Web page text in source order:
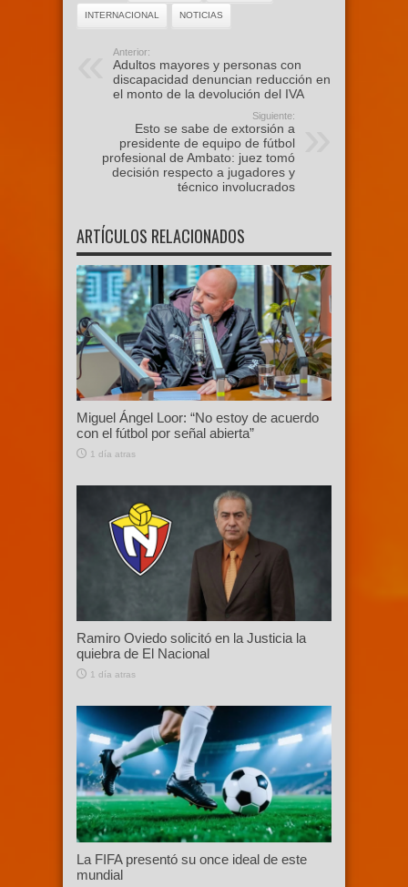
INTERNACIONAL NOTICIAS
Anterior:
Adultos mayores y personas con
discapacidad denuncian reducción en
el monto de la devolución del IVA
Siguiente:
Esto se sabe de extorsión a
presidente de equipo de fútbol
profesional de Ambato: juez tomó
decisión respecto a jugadores y
técnico involucrados
ARTÍCULOS RELACIONADOS
Miguel Ángel Loor: “No estoy de acuerdo
con el fútbol por señal abierta”
1 día atras
Ramiro Oviedo solicitó en la Justicia la
quiebra de El Nacional
1 día atras
La FIFA presentó su once ideal de este
mundial